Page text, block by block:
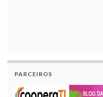
PARCEIROS